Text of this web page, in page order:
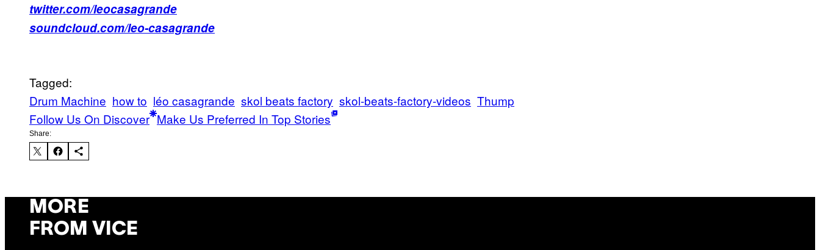
twitter.com/leocasagrande
soundcloud.com/leo-casagrande
Tagged:
Drum Machine how to léo casagrande skol beats factory skol-beats-factory-videos Thump
Follow Us On Discover Make Us Preferred In Top Stories
Share:
MORE
FROM VICE